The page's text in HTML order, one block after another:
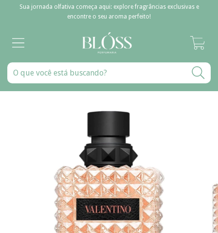
Sua jornada olfativa começa aqui: explore fragrâncias exclusivas e
encontre o seu aroma perfeito!